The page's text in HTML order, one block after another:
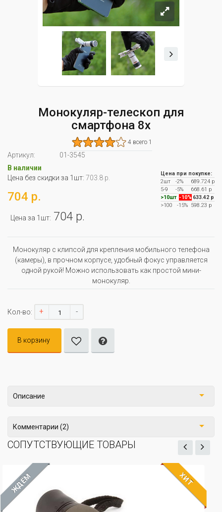
Монокуляр-телескоп для
смартфона 8х
4 всего 1
Артикул:
01-3545
В наличии
Цена без скидки за 1шт: 703.8 р.
704 р.
Цена за 1шт: 704 р.
Цена при покупке:
2шт
-2%
689.724 р
5-9
-5%
668.61 р
>10шт -10% 633.42 р
>100
-15% 598.23 р
Монокуляр с клипсой для крепления мобильного телефона
(камеры), в прочном корпусе, удобный фокус управляется
одной рукой! Можно использовать как простой мини-
монокуляр.
Кол-во: + -
В корзину
Описание
Комментарии (2)
СОПУТСТВУЮЩИЕ ТОВАРЫ